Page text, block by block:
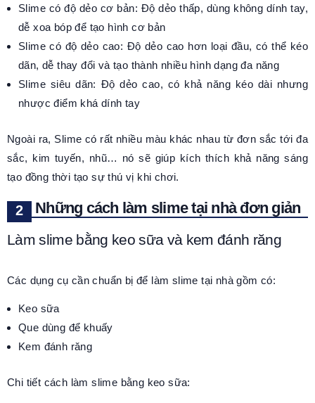
Slime có độ dẻo cơ bản: Độ dẻo thấp, dùng không dính tay,
dễ xoa bóp để tạo hình cơ bản
Slime có độ dẻo cao: Độ dẻo cao hơn loại đầu, có thể kéo
dãn, dễ thay đổi và tạo thành nhiều hình dạng đa năng
Slime siêu dãn: Độ dẻo cao, có khả năng kéo dài nhưng
nhược điểm khá dính tay
Ngoài ra, Slime có rất nhiều màu khác nhau từ đơn sắc tới đa
sắc, kim tuyến, nhũ… nó sẽ giúp kích thích khả năng sáng
tạo đồng thời tạo sự thú vị khi chơi.
Những cách làm slime tại nhà đơn giản
Làm slime bằng keo sữa và kem đánh răng
Các dụng cụ cần chuẩn bị để làm slime tại nhà gồm có:
Keo sữa
Que dùng để khuấy
Kem đánh răng
Chi tiết cách làm slime bằng keo sữa: